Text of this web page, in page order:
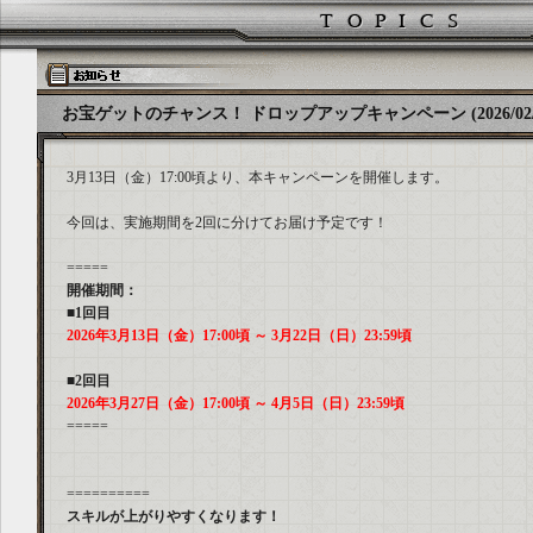
お宝ゲットのチャンス！ ドロップアップキャンペーン (2026/
3月13日（金）17:00頃より、本キャンペーンを開催します。
今回は、実施期間を2回に分けてお届け予定です！
=====
開催期間：
■1回目
2026年3月13日（金）17:00頃 ～ 3月22日（日）23:59頃
■2回目
2026年3月27日（金）17:00頃 ～ 4月5日（日）23:59頃
=====
==========
スキルが上がりやすくなります！